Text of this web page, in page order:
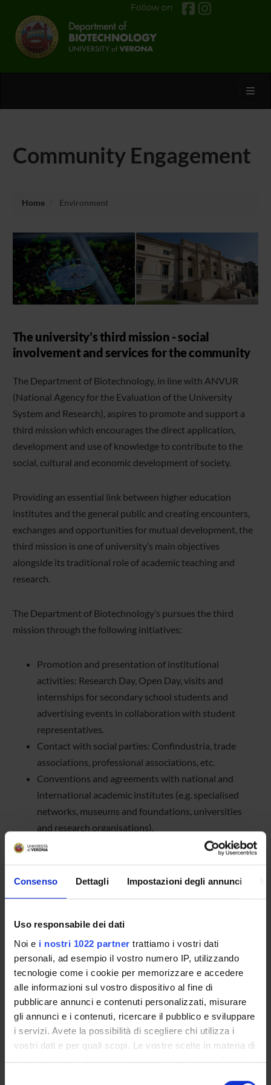
Consenso Dettagli Impostazioni degli annunci
Uso responsabile dei dati
Noi e i nostri 1022 partner trattiamo i vostri dati
personali, ad esempio il vostro numero IP, utilizzando
tecnologie come i cookie per memorizzare e accedere
alle informazioni sul vostro dispositivo al fine di
pubblicare annunci e contenuti personalizzati, misurare
gli annunci e i contenuti, ricercare il pubblico e sviluppare
i servizi. Avete la possibilità di scegliere chi utilizza i
vostri dati e per quali scopi. Le vostre scelte in materia di
privacy sono applicabili solo su questa proprietà digitale
Follow on
Community Engagement
Home Environment
The university’s third mission - social
involvement and services for the community
The Department of Biotechnology, in line with ANVUR
(National Agency for the Evaluation of the University
System and Research), aspires to promote and support a
third mission which encourages the direct application,
development and use of knowledge to contribute to the
social, cultural and economic development of society.
Providing an essential link between higher education
institutes and the general public and creating encounters,
exchanges and opportunities for mutual development, the
third mission is one of university’s main objectives
alongside its traditional role of academic teaching and
research.
The Department of Biotechnology’s pursues the third
mission through the following initiatives:
Promotion and presentation of institutional
activities: Research Day, Open Day, visits and
internships for secondary school students and
advertising events in collaboration with student
representatives.
Contact with social parties: Confindustria, trade
associations, professional associations, etc.
Conventions and agreements with national and
international academic institutes (e.g. specialised
networks, museums and foundations, universities
and research organisations).
Organising conferences, congresses and symposia.
PUBLIC ENGAGEMENT EVENTS
The term "public engagement" refers to the set of non-profit
value, carried out for the benefit of audiences other than
students, the scientific community, or businesses.
Link
SEARCH